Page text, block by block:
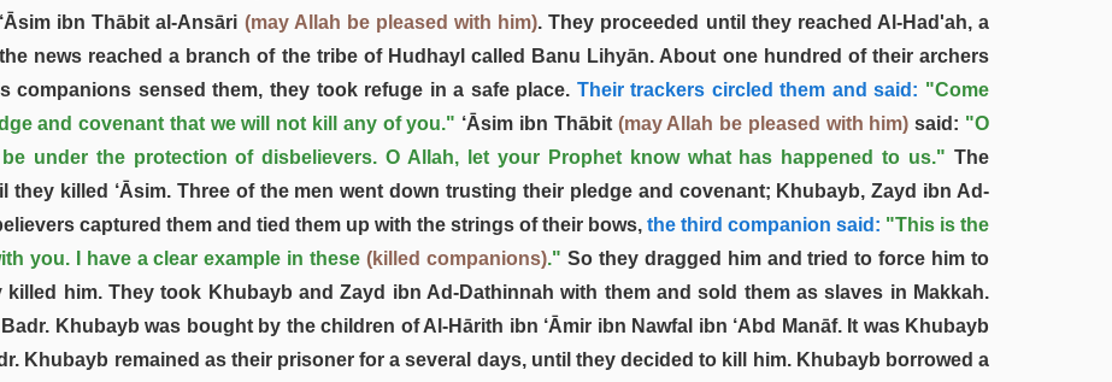
ibn Thābit al-Ansāri (may Allah be pleased with him). They proceeded until they reached Al-Had'ah, a
news reached a branch of the tribe of Hudhayl called Banu Lihyān. About one hundred of their archers
companions sensed them, they took refuge in a safe place. Their trackers circled them and said: "Come
and covenant that we will not kill any of you." ‘Āsim ibn Thābit (may Allah be pleased with him) said: "O
under the protection of disbelievers. O Allah, let your Prophet know what has happened to us." The
killed ‘Āsim. Three of the men went down trusting their pledge and covenant; Khubayb, Zayd ibn Ad-
captured them and tied them up with the strings of their bows, the third companion said: "This is the
you. I have a clear example in these(killed companions)." So they dragged him and tried to force him to
him. They took Khubayb and Zayd ibn Ad-Dathinnah with them and sold them as slaves in Makkah.
Khubayb was bought by the children of Al-Hārith ibn ‘Āmir ibn Nawfal ibn ‘Abd Manāf. It was Khubayb
Khubayb remained as their prisoner for a several days, until they decided to kill him. Khubayb borrowed a